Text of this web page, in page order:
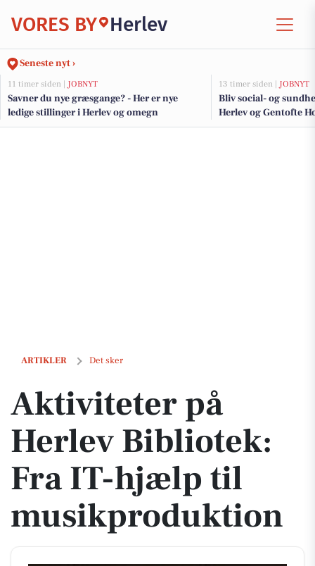
VORES BY Herlev
Seneste nyt ›
11 timer siden | JOBNYT
Savner du nye græsgange? - Her er nye
ledige stillinger i Herlev og omegn
13 timer siden | JOBNYT
Bliv social- og
Herlev og Gentofte
på tværs af afsnit
ARTIKLER Det sker
Aktiviteter på Herlev Bibliotek: Fra IT-hjælp til musikproduktion
Aktiviteter på
Herlev Bibliotek:
Fra IT-hjælp til
musikproduktion